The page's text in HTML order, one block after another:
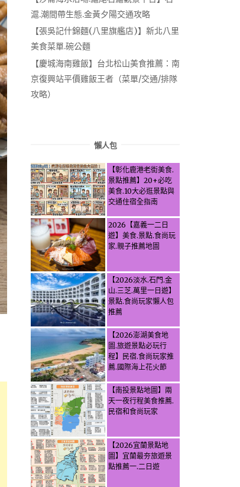
滬.潮間帶生態.金黃夕陽交通攻略
【張吳記什錦麵(八里旗艦店)】新北八里
美食菜單.碗公麵
【慶城海南雞飯】台北松山美食推薦：南
京復興站平價雞飯王者（菜單/交通/排隊
攻略）
懶人包
【彰化鹿港老街美食.
景點推薦】20+必吃
美食.10大必逛景點與
交通住宿全指南
2026【嘉義一二日
遊】美食.景點.食尚玩
家.親子推薦地圖
【2026淡水.石門.金
山.三芝.萬里一日遊】
景點.食尚玩家懶人包
推薦
【2026澎湖美食地
圖.旅遊景點必玩行
程】民宿.食尚玩家推
薦.國際海上花火節
【南投景點地圖】兩
天一夜行程美食推薦.
民宿和食尚玩家
【2026宜蘭景點地
圖】宜蘭最夯旅遊景
點推薦一.二日遊